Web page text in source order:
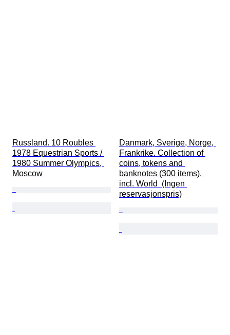
Russland. 10 Roubles
1978 Equestrian Sports /
1980 Summer Olympics,
Moscow
Danmark, Sverige, Norge,
Frankrike. Collection of
coins, tokens and
banknotes (300 items),
incl. World  (Ingen
reservasjonspris)